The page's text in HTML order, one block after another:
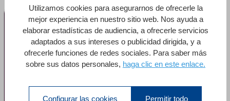
Contenido para Partner
Timestamps #03: en los datos
Olivier Deschanels
Utilizamos cookies para asegurarnos de ofrecerle la
mejor experiencia en nuestro sitio web. Nos ayuda a
elaborar estadísticas de audiencia, a ofrecerle servicios
adaptados a sus intereses o publicidad dirigida, y a
ofrecerle funciones de redes sociales. Para saber más
sobre sus datos personales, haga clic en este enlace.
Configurar las cookies Permitir todo